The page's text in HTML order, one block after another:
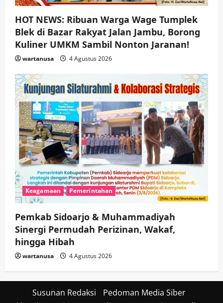
HOT NEWS: Ribuan Warga Wage Tumplek
Blek di Bazar Rakyat Jalan Jambu, Borong
Kuliner UMKM Sambil Nonton Jaranan!
wartanusa 4 Agustus 2026
Keagamaan Pemerintahan
Pemkab Sidoarjo & Muhammadiyah
Sinergi Permudah Perizinan, Wakaf,
hingga Hibah
wartanusa 4 Agustus 2026
Susunan Redaksi
Pedoman Media Siber